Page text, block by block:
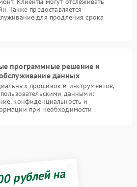
Также предоставляется
для продления срока
программные решение и
данных
прошивок и инструментов,
данными:
конфиденциальность и
при необходимости
рублей на